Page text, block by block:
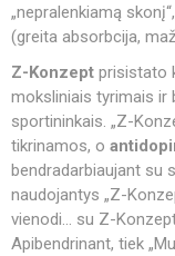
„nepralenkiamą
(greita absorbcija,
Z-Konzept prisistato
moksliniais tyrimais ir
sportininkais. „Z-
tikrinamos, o
bendradarbiaujant su
naudojantys „Z-
vienodi… su Z-
Apibendrinant, tiek